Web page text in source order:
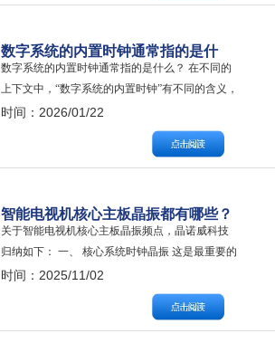
32768），正好得到1Hz的精确秒信号。 1、晶振
数字系统的内置时钟通常指的是什
么？
数字系统的内置时钟通常指的是什么？ 在不同的
上下文中，“数字系统的内置时钟”有不同的含义，
但核心思想是相同的：一个为系统提供稳定节拍
和时间基准的信号源。我们可以从两个层面来理
解： 层面一：硬件/物理层面（最常见含义） 这是
指数字集成电路（如CPU、单片机、FPGA）内部
时间：2026/01/22
智能电视机核心主板晶振都有哪些？
关于智能电视机核心主板晶振频点，晶诺威科技
归纳如下： 一、 核心系统时钟晶振 这是最重要的
晶振，没有它电视机就无法开机。 主晶振 - 通常
为24MHz或25MHz 位置：通常紧贴着主控芯片
（SoC，即核心处理器）旁边。 作用：为整个智
能电视的“大脑”——主控芯片提供基准时钟。这个
时间：2025/11/02